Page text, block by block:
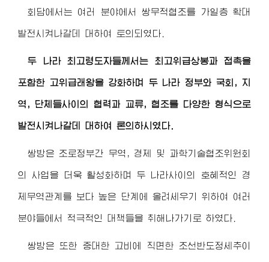
회담에서는 여러 분야에서 쌍무적협조를 가일층 확대
발전시켜나갈데 대하여 토의되였다.
두 나라 최고령도자들께서는 최고위급상봉과 접촉을
포함한 고위급래왕을 강화하며 두 나라 정부와 국회, 지
역, 단체들사이의 협력과 교류, 협조를 다양한 형식으로
발전시켜나갈데 대하여 론의하시였다.
쌍방은 조로정부간 무역, 경제 및 과학기술협조위원회
의 사업을 더욱 활성화하며 두 나라사이의 호혜적인 경
제무역관계를 보다 높은 단계에 올려세우기 위하여 여러
분야들에서 적극적인 대책들을 취해나가기로 하였다.
쌍방은 또한 중대한 고비에 직면한 조선반도정세추이